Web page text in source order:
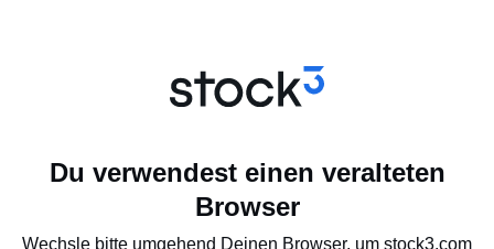
Du verwendest einen veralteten
Browser
Wechsle bitte umgehend Deinen Browser, um stock3.com